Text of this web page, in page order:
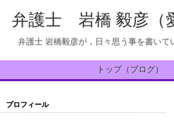
弁護士 岩橋 毅彦（
弁護士 岩橋毅彦が，日々思う事を書いて
トップ（ブログ）
プロフィール